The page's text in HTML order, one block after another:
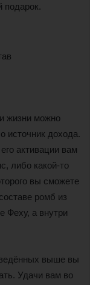
подарок.
жизни можно
источник дохода.
активации вам
либо какой-то
вы сможете
ромб из
Феху, а внутри
выше вы
Удачи вам во